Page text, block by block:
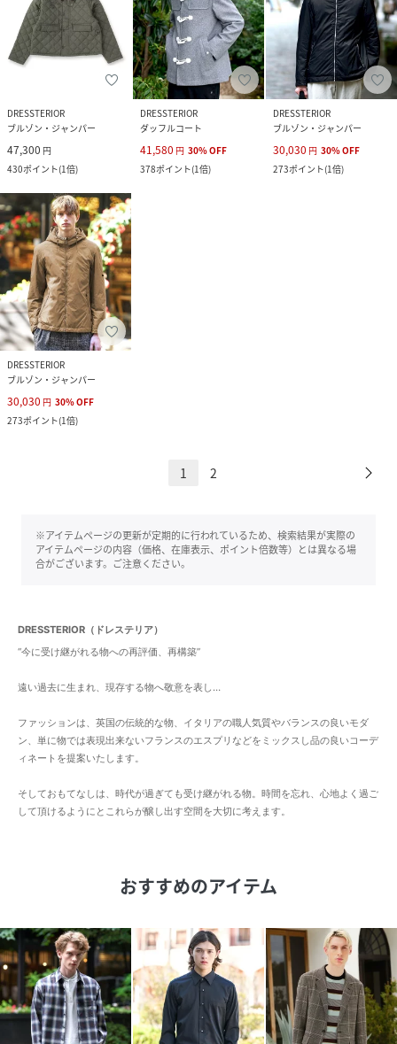
DRESSTERIOR
ブルゾン・ジャンパー
47,300 円
430ポイント(1倍)
DRESSTERIOR
ダッフルコート
41,580 円 30%OFF
378ポイント(1倍)
DRESSTERIOR
ブルゾン・ジャンパー
30,030 円 30%OFF
273ポイント(1倍)
DRESSTERIOR
ブルゾン・ジャンパー
30,030 円 30%OFF
273ポイント(1倍)
1 2
※アイテムページの更新が定期的に行われているため、検索結果が実際の
アイテムページの内容（価格、在庫表示、ポイント倍数等）とは異なる場
合がございます。ご注意ください。
DRESSTERIOR（ドレステリア）
“今に受け継がれる物への再評価、再構築”
遠い過去に生まれ、現存する物へ敬意を表し…
ファッションは、英国の伝統的な物、イタリアの職人気質やバランスの良いモダ
ン、単に物では表現出来ないフランスのエスプリなどをミックスし品の良いコーデ
ィネートを提案いたします。
そしておもてなしは、時代が過ぎても受け継がれる物。時間を忘れ、心地よく過ご
して頂けるようにとこれらが醸し出す空間を大切に考えます。
おすすめのアイテム